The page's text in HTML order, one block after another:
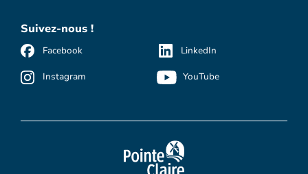
Suivez-nous !
Facebook
Instagram
LinkedIn
YouTube